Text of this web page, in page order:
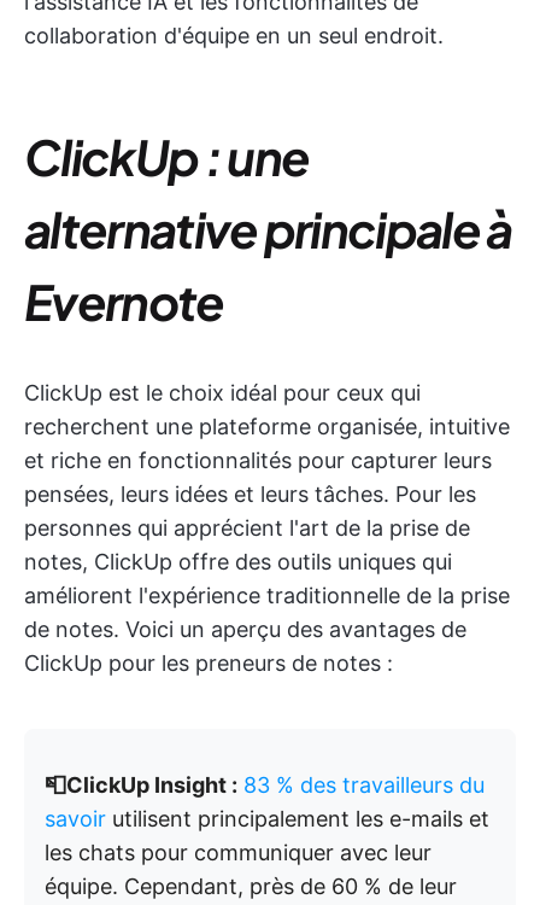
collaboration d'équipe en un seul endroit.
ClickUp : une
alternative principale à
Evernote
ClickUp est le choix idéal pour ceux qui
recherchent une plateforme organisée, intuitive
et riche en fonctionnalités pour capturer leurs
pensées, leurs idées et leurs tâches. Pour les
personnes qui apprécient l'art de la prise de
notes, ClickUp offre des outils uniques qui
améliorent l'expérience traditionnelle de la prise
de notes. Voici un aperçu des avantages de
ClickUp pour les preneurs de notes :
📮ClickUp Insight : 83 % des travailleurs du
savoir utilisent principalement les e-mails et
les chats pour communiquer avec leur
équipe. Cependant, près de 60 % de leur